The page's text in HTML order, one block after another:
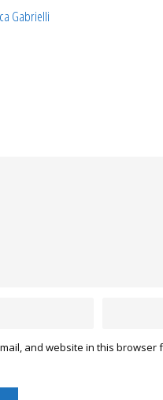
Gabrielli
and website in this browser